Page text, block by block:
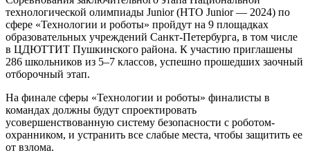
технологической олимпиады Junior (НТО Junior — 2024) по
сфере «Технологии и роботы» пройдут на 9 площадках
образовательных учреждений Санкт-Петербурга, в том числе
в ЦДЮТТИТ Пушкинского района. К участию приглашены
286 школьников из 5–7 классов, успешно прошедших заочный
отборочный этап.
На финале сферы «Технологии и роботы» финалисты в
командах должны будут спроектировать
усовершенствованную систему безопасности с роботом-
охранником, и устранить все слабые места, чтобы защитить ее
от взлома.